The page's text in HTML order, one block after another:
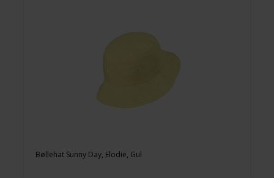
Bøllehat Sunny Day, Elodie, Gul